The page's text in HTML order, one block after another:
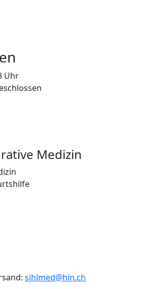
Uhr
Medizin
sihlmed@hin.ch